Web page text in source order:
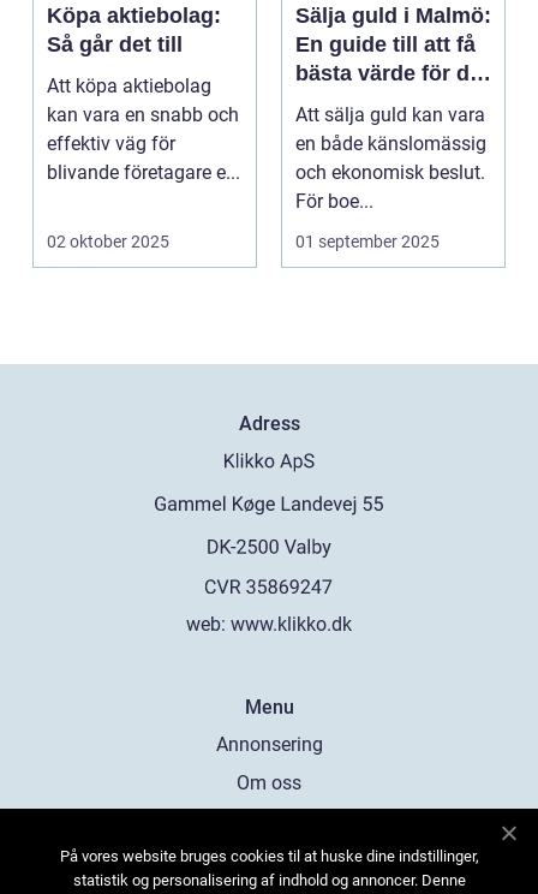
Köpa aktiebolag:
Så går det till
Att köpa aktiebolag
kan vara en snabb och
effektiv väg för
blivande företagare e...
02 oktober 2025
Sälja guld i Malmö:
En guide till att få
bästa värde för ditt
guld
Att sälja guld kan vara
en både känslomässig
och ekonomisk beslut.
För boe...
01 september 2025
Adress
web: www.klikko.dk
Menu
Annonsering
Om oss
Kontakta oss
På vores website bruges cookies til at huske dine indstillinger,
statistik og personalisering af indhold og annoncer. Denne